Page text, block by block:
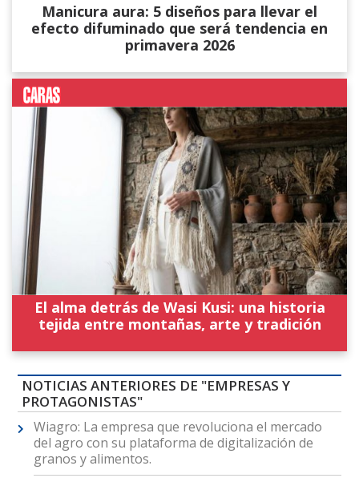
Manicura aura: 5 diseños para llevar el
efecto difuminado que será tendencia en
primavera 2026
El alma detrás de Wasi Kusi: una historia
tejida entre montañas, arte y tradición
NOTICIAS ANTERIORES DE "EMPRESAS Y
PROTAGONISTAS"
Wiagro: La empresa que revoluciona el mercado
del agro con su plataforma de digitalización de
granos y alimentos.